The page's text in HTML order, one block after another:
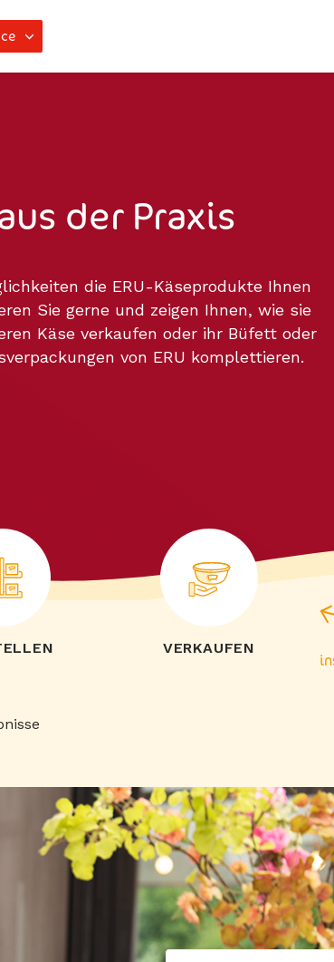
der Praxis
die ERU-Käseprodukte Ihnen
Sie gerne und zeigen Ihnen, wie sie
Käse verkaufen oder ihr Büfett oder
von ERU komplettieren.
VERKAUFEN